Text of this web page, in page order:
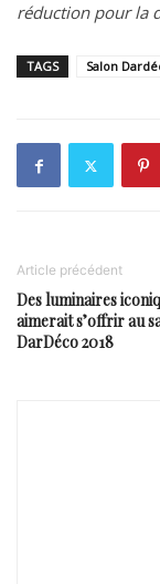
réduction pour la
TAGS Salon
Article précédent
Des luminaires
aimerait s’offrir au
DarDéco 2018